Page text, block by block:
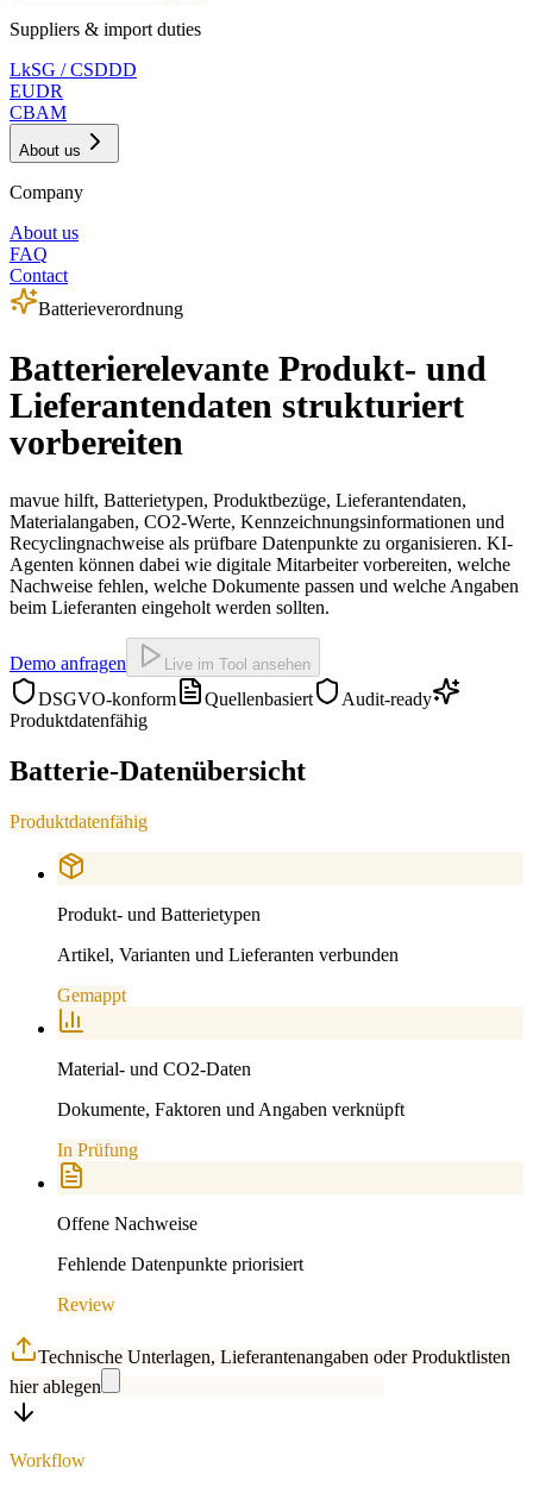
Suppliers & import duties
LkSG / CSDDD
EUDR
CBAM
About us
Company
About us
FAQ
Contact
Batterieverordnung
Batterierelevante Produkt- und
Lieferantendaten strukturiert
vorbereiten
mavue hilft, Batterietypen, Produktbezüge, Lieferantendaten,
Materialangaben, CO2-Werte, Kennzeichnungsinformationen und
Recyclingnachweise als prüfbare Datenpunkte zu organisieren. KI-
Agenten können dabei wie digitale Mitarbeiter vorbereiten, welche
Nachweise fehlen, welche Dokumente passen und welche Angaben
beim Lieferanten eingeholt werden sollten.
Demo anfragen Live im Tool ansehen
DSGVO-konform Quellenbasiert
Audit-ready
Produktdatenfähig
Batterie-Datenübersicht
Produktdatenfähig
Produkt- und Batterietypen
Artikel, Varianten und Lieferanten verbunden
Gemappt
Material- und CO2-Daten
Dokumente, Faktoren und Angaben verknüpft
In Prüfung
Offene Nachweise
Fehlende Datenpunkte priorisiert
Review
Technische Unterlagen, Lieferantenangaben oder Produktlisten
hier ablegen
Workflow